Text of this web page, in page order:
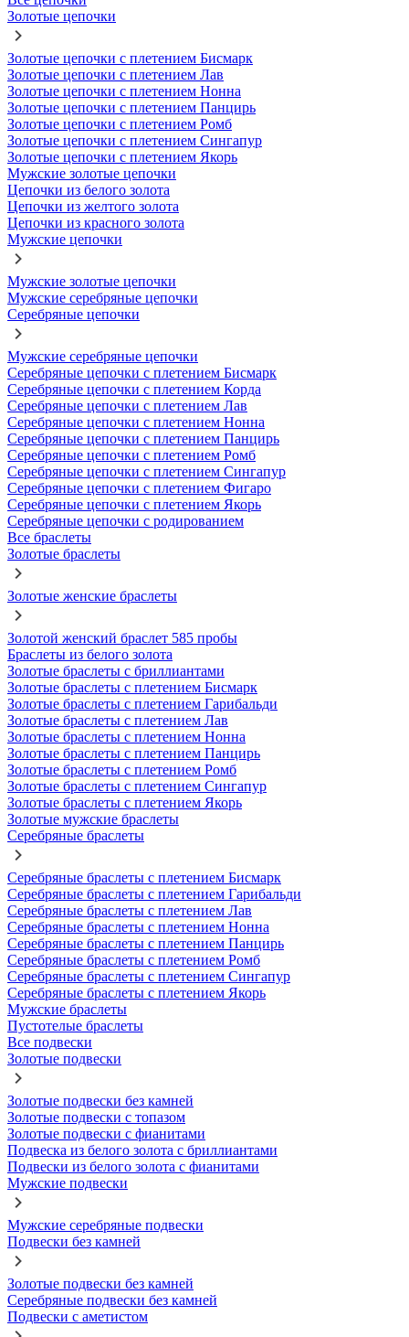
Золотые цепочки
Золотые цепочки с плетением Бисмарк
Золотые цепочки с плетением Лав
Золотые цепочки с плетением Нонна
Золотые цепочки с плетением Панцирь
Золотые цепочки с плетением Ромб
Золотые цепочки с плетением Сингапур
Золотые цепочки с плетением Якорь
Мужские золотые цепочки
Цепочки из белого золота
Цепочки из желтого золота
Цепочки из красного золота
Мужские цепочки
Мужские золотые цепочки
Мужские серебряные цепочки
Серебряные цепочки
Мужские серебряные цепочки
Серебряные цепочки с плетением Бисмарк
Серебряные цепочки с плетением Корда
Серебряные цепочки с плетением Лав
Серебряные цепочки с плетением Нонна
Серебряные цепочки с плетением Панцирь
Серебряные цепочки с плетением Ромб
Серебряные цепочки с плетением Сингапур
Серебряные цепочки с плетением Фигаро
Серебряные цепочки с плетением Якорь
Серебряные цепочки с родированием
Все браслеты
Золотые браслеты
Золотые женские браслеты
Золотой женский браслет 585 пробы
Браслеты из белого золота
Золотые браслеты с бриллиантами
Золотые браслеты с плетением Бисмарк
Золотые браслеты с плетением Гарибальди
Золотые браслеты с плетением Лав
Золотые браслеты с плетением Нонна
Золотые браслеты с плетением Панцирь
Золотые браслеты с плетением Ромб
Золотые браслеты с плетением Сингапур
Золотые браслеты с плетением Якорь
Золотые мужские браслеты
Серебряные браслеты
Серебряные браслеты с плетением Бисмарк
Серебряные браслеты с плетением Гарибальди
Серебряные браслеты с плетением Лав
Серебряные браслеты с плетением Нонна
Серебряные браслеты с плетением Панцирь
Серебряные браслеты с плетением Ромб
Серебряные браслеты с плетением Сингапур
Серебряные браслеты с плетением Якорь
Мужские браслеты
Пустотелые браслеты
Все подвески
Золотые подвески
Золотые подвески без камней
Золотые подвески с топазом
Золотые подвески с фианитами
Подвеска из белого золота с бриллиантами
Подвески из белого золота с фианитами
Мужские подвески
Мужские серебряные подвески
Подвески без камней
Золотые подвески без камней
Серебряные подвески без камней
Подвески с аметистом